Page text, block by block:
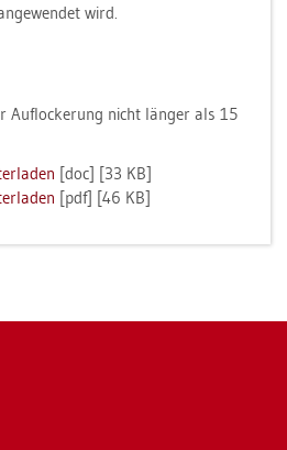
wird.
Auf­lo­cke­rung nicht län­ger als 15
[doc] [33 KB]
[pdf] [46 KB]